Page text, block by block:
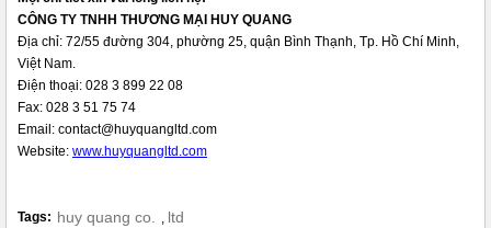
CÔNG TY TNHH THƯƠNG MẠI HUY QUANG
Địa chỉ: 72/55 đường 304, phường 25, quận Bình Thạnh, Tp. Hồ Chí Minh,
Việt Nam.
Điện thoại: 028 3 899 22 08
Fax: 028 3 51 75 74
Email: contact@huyquangltd.com
Website: www.huyquangltd.com
Tags: huy quang co. ltd